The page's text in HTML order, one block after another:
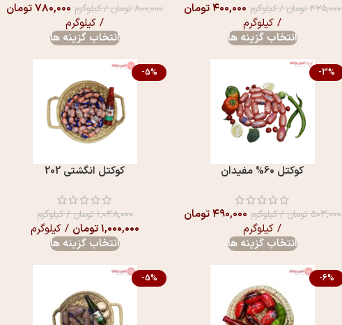
۴۲۵,۰۰۰تومان/ کیلوگرم ۴۰۰,۰۰۰تومان
/ کیلوگرم
انتخاب گزینه ها
۸۰۰,۰۰۰تومان/ کیلوگرم ۷۸۰,۰۰۰تومان
/ کیلوگرم
انتخاب گزینه ها
-3%
کوکتل 60% مفيدان
۵۰۳,۰۰۰تومان/ کیلوگرم ۴۹۰,۰۰۰تومان
/ کیلوگرم
انتخاب گزینه ها
-5%
کوکتل انگشتی 202
۱,۰۴۸,۰۰۰تومان/ کیلوگرم
۱,۰۰۰,۰۰۰تومان / کیلوگرم
انتخاب گزینه ها
-6%
-5%